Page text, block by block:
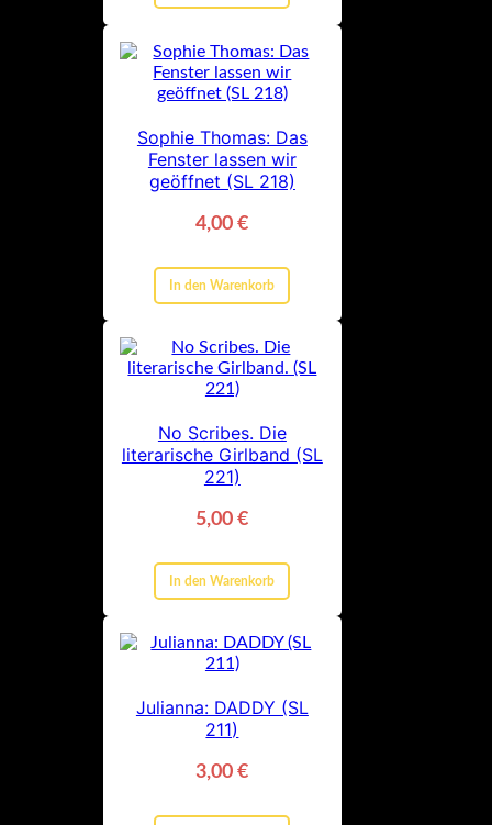
Sophie Thomas: Das
Fenster lassen wir
geöffnet (SL 218)
4,00€
In den Warenkorb
No Scribes. Die
literarische Girlband (SL
221)
5,00€
In den Warenkorb
Julianna: DADDY (SL
211)
3,00€